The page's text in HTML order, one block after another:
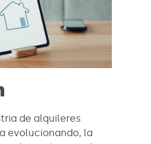
de alquileres
evolucionando, la